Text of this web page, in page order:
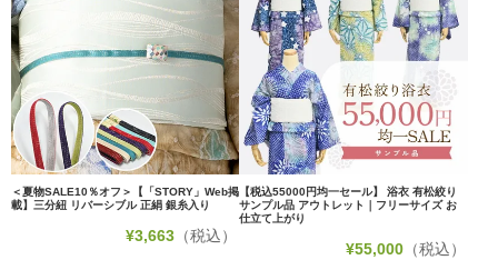
＜夏物SALE10％オフ＞【「STORY」Web掲
載】三分紐 リバーシブル 正絹 銀糸入り
¥3,663 （税込）
【税込55000円均一セール】 浴衣 有松絞り
サンプル品 アウトレット｜フリーサイズ お
仕立て上がり
¥55,000（税込）